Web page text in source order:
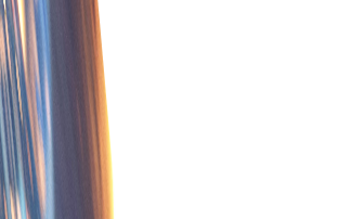
ไม่ใช่แค่ฟีเจอร์!